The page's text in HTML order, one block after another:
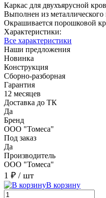
Каркас для двухъярусной
Выполнен из
Окрашивается порошковой
Характеристики:
Все характеристики
Наши предложения
Новинка
Конструкция
Сборно-разборная
Гарантия
12 месяцев
Доставка до ТК
Да
Бренд
ООО "Томеса"
Под заказ
Да
Производитель
ООО "Томеса"
1 ₽ / шт
В корзину